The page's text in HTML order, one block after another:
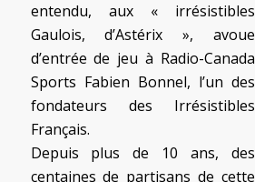
entendu, aux « irrésistibles
Gaulois, d’Astérix », avoue
d’entrée de jeu à Radio-Canada
Sports Fabien Bonnel, l’un des
fondateurs des Irrésistibles
Français.
Depuis plus de 10 ans, des
centaines de partisans de cette